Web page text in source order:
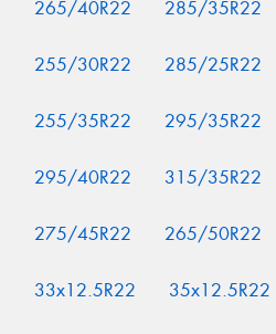
265/40R22 285/35R22
255/30R22 285/25R22
255/35R22 295/35R22
295/40R22 315/35R22
275/45R22 265/50R22
33x12.5R22 35x12.5R22